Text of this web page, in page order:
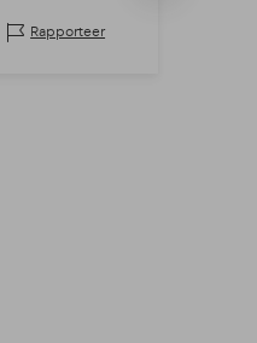
mij, die…
Rapporteer